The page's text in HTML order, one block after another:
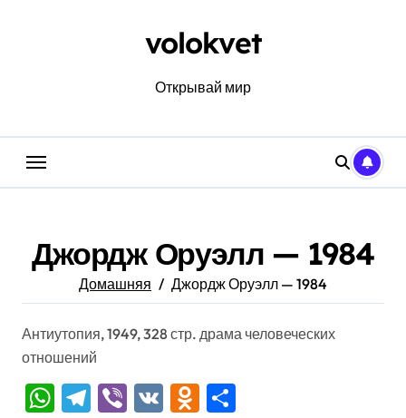
volokvet
Открывай мир
Джордж Оруэлл — 1984
Домашняя Джордж Оруэлл — 1984
Антиутопия, 1949, 328 стр. драма человеческих
отношений
WhatsApp
Telegram
Viber
VK Odnoklassniki